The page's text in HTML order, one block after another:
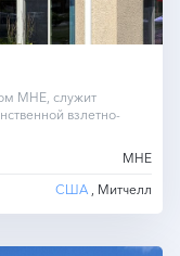
MHE, служит
взлетно-
MHE
США , Митчелл